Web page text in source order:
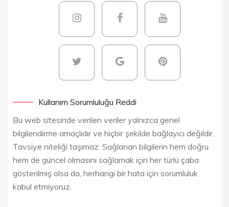
Kullanım Sorumluluğu Reddi
Bu web sitesinde verilen veriler yalnızca genel
bilgilendirme amaçlıdır ve hiçbir şekilde bağlayıcı değildir.
Tavsiye niteliği taşımaz. Sağlanan bilgilerin hem doğru
hem de güncel olmasını sağlamak için her türlü çaba
gösterilmiş olsa da, herhangi bir hata için sorumluluk
kabul etmiyoruz.